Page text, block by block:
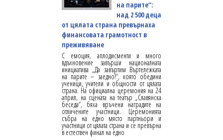
на парите“:
над 2 500 деца
от цялата страна превърнаха
финансовата грамотност в
преживяване
С емоция, аплодисменти и много
вдъхновение завърши националната
инициатива „Да завъртим Въртележката
на парите – заедно!“, която обедини
ученици, учители и общности от цялата
страна. На официална церемония на 24
април, на сцената на театър „Славянска
беседа“, бяха връчени наградите на
отличените участници. Церемонията
събра на едно място партньори и
участници от цялата страна и се превърна
в естествен финал на едно